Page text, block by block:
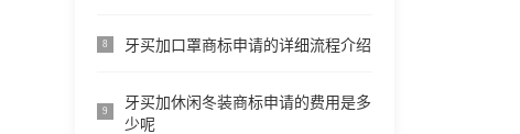
8 牙买加口罩商标申请的详细流程介绍
9
牙买加休闲冬装商标申请的费用是多
少呢